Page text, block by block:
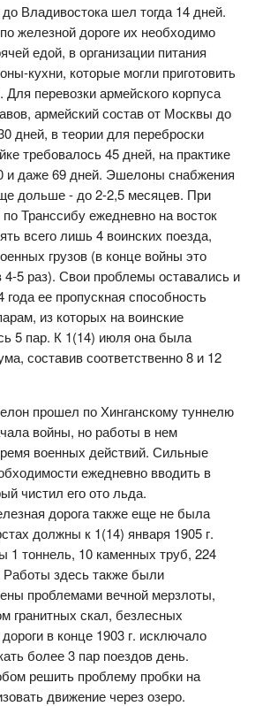
Владивостока шел тогда 14 дней.
железной дороге их необходимо
едой, в организации питания
кухни, которые могли приготовить
перевозки армейского корпуса
армейский состав от Москвы до
дней, в теории для переброски
требовалось 45 дней, на практике
и даже 69 дней. Эшелоны снабжения
дольше - до 2-2,5 месяцев. При
Транссибу ежедневно на восток
всего лишь 4 воинских поезда,
грузов (в конце войны это
4-5 раз). Свои проблемы оставались и
ее пропускная способность
из которых на воинские
5 пар. К 1(14) июля она была
составив соответственно 8 и 12
прошел по Хинганскому туннелю
войны, но работы в нем
военных действий. Сильные
ежедневно вводить в
чистил его ото льда.
дорога также еще не была
должны к 1(14) января 1905 г.
1 тоннель, 10 каменных труб, 224
здесь также были
проблемами вечной мерзлоты,
гранитных скал, безлесных
в конце 1903 г. исключало
более 3 пар поездов день.
решить проблему пробки на
движение через озеро.